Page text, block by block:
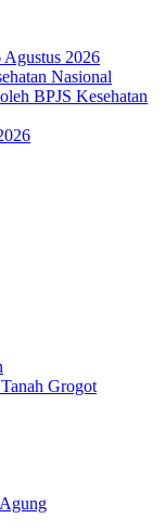
2026
Nasional
BPJS Kesehatan
Grogot